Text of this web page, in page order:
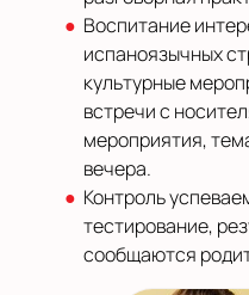
Воспитание
испаноязычных
культурные
встречи с
мероприятия,
вечера.
Контроль
тестирование,
сообщаются